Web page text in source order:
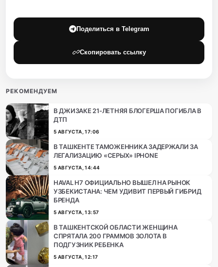
Поделиться в Telegram
Скопировать ссылку
РЕКОМЕНДУЕМ
В ДЖИЗАКЕ 21-ЛЕТНЯЯ БЛОГЕРША ПОГИБЛА В
ДТП
5 АВГУСТА, 17:06
В ТАШКЕНТЕ ТАМОЖЕННИКА ЗАДЕРЖАЛИ ЗА
ЛЕГАЛИЗАЦИЮ «СЕРЫХ» IPHONE
5 АВГУСТА, 14:44
HAVAL H7 ОФИЦИАЛЬНО ВЫШЕЛ НА РЫНОК
УЗБЕКИСТАНА: ЧЕМ УДИВИТ ПЕРВЫЙ ГИБРИД
БРЕНДА
5 АВГУСТА, 13:57
В ТАШКЕНТСКОЙ ОБЛАСТИ ЖЕНЩИНА
СПРЯТАЛА 200 ГРАММОВ ЗОЛОТА В
ПОДГУЗНИК РЕБЕНКА
5 АВГУСТА, 12:17